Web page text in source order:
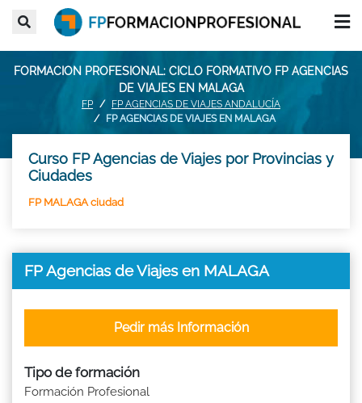
FORMACION PROFESIONAL: CICLO FORMATIVO FP AGENCIAS
DE VIAJES EN MALAGA
FP
FP AGENCIAS DE VIAJES ANDALUCÍA
FP AGENCIAS DE VIAJES EN MALAGA
Curso FP Agencias de Viajes por Provincias y
Ciudades
FP MALAGA ciudad
FP Agencias de Viajes en MALAGA
Tipo de formación
Formación Profesional
Pedir más Información